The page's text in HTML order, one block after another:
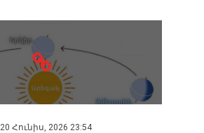
20 Հունիս, 2026 23:54